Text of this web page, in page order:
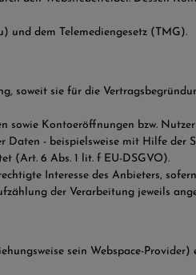
und dem Telemediengesetz (TMG).
sie für die
Kontoeröffnungen bzw.
- beispielsweise mit Hilfe der
(Art. 6 Abs. 1 lit. f EU-DSGVO).
Interesse des Anbieters,
der Verarbeitung jeweils
sein Webspace-